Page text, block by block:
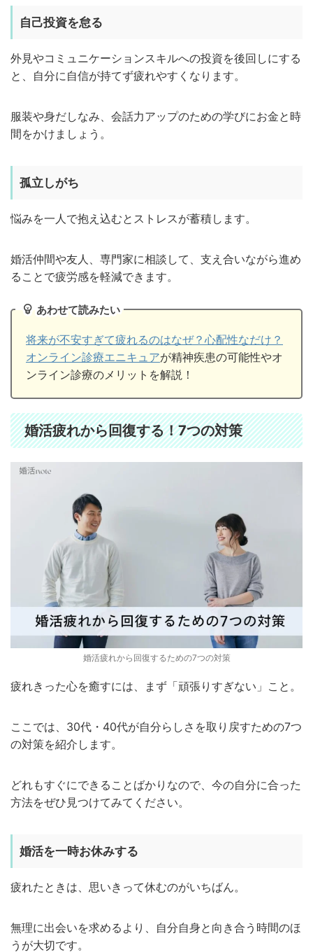
自己投資を怠る
外見やコミュニケーションスキルへの投資を後回しにする
と、自分に自信が持てず疲れやすくなります。
服装や身だしなみ、会話力アップのための学びにお金と時
間をかけましょう。
孤立しがち
悩みを一人で抱え込むとストレスが蓄積します。
婚活仲間や友人、専門家に相談して、支え合いながら進め
ることで疲労感を軽減できます。
あわせて読みたい
将来が不安すぎて疲れるのはなぜ？心配性なだけ？
オンライン診療エニキュアが精神疾患の可能性やオ
ンライン診療のメリットを解説！
婚活疲れから回復する！7つの対策
婚活疲れから回復するための7つの対策
疲れきった心を癒すには、まず「頑張りすぎない」こと。
ここでは、30代・40代が自分らしさを取り戻すための7つ
の対策を紹介します。
どれもすぐにできることばかりなので、今の自分に合った
方法をぜひ見つけてみてください。
婚活を一時お休みする
疲れたときは、思いきって休むのがいちばん。
無理に出会いを求めるより、自分自身と向き合う時間のほ
うが大切です。